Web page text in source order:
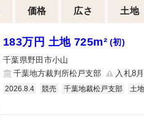
価格 広さ 土地
183万円 土地 725m² (初)
千葉県野田市小山
千葉地方裁判所松戸支部
入札8
2026.8.4 競売 千葉地裁松戸支部 土地